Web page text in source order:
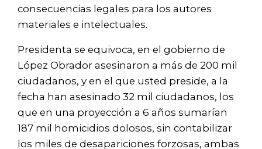
consecuencias legales para los autores
materiales e intelectuales.
Presidenta se equivoca, en el gobierno de
López Obrador asesinaron a más de 200 mil
ciudadanos, y en el que usted preside, a la
fecha han asesinado 32 mil ciudadanos, los
que en una proyección a 6 años sumarían
187 mil homicidios dolosos, sin contabilizar
los miles de desapariciones forzosas, ambas